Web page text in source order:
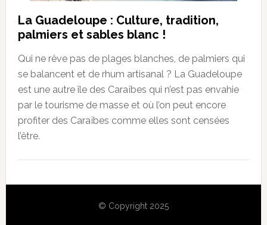
La Guadeloupe : Culture, tradition,
palmiers et sables blanc !
Qui ne rêve pas de plages blanches, de palmiers qui
se balancent et de rhum artisanal ? La Guadeloupe
est une autre île des Caraïbes qui n’est pas envahie
par le tourisme de masse et où l’on peut encore
profiter des Caraïbes comme elles sont censées
l’être.
© Copyright 2025